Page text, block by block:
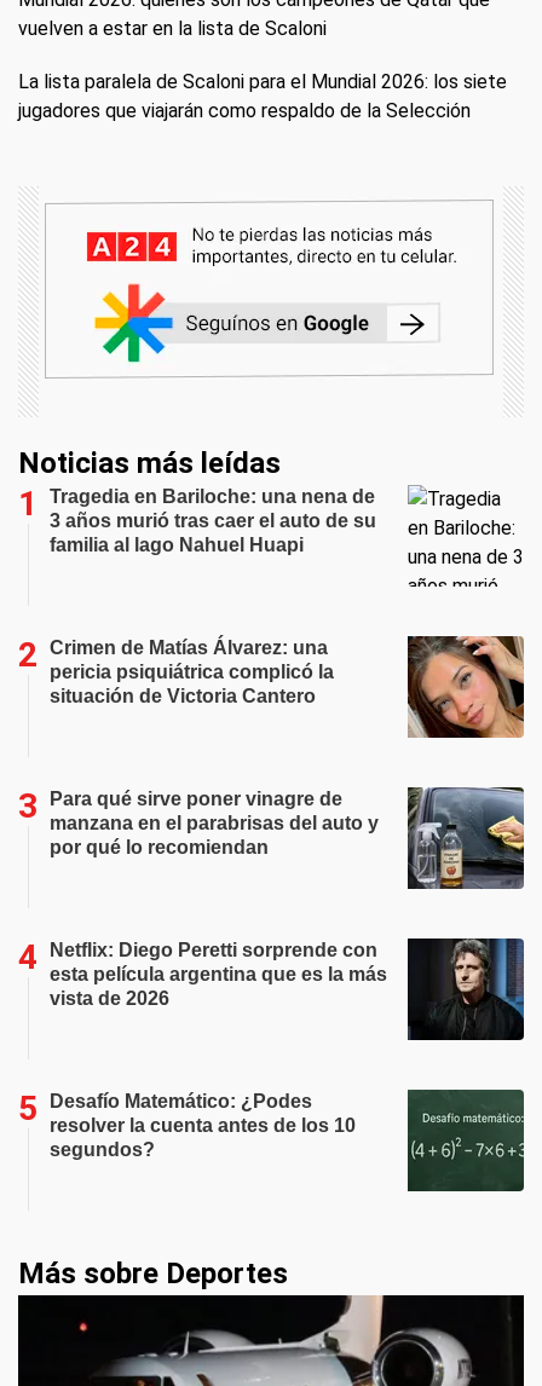
vuelven a estar en la lista de Scaloni
La lista paralela de Scaloni para el Mundial 2026: los siete
jugadores que viajarán como respaldo de la Selección
Noticias más leídas
Tragedia en Bariloche: una nena de
3 años murió tras caer el auto de su
familia al lago Nahuel Huapi
Crimen de Matías Álvarez: una
pericia psiquiátrica complicó la
situación de Victoria Cantero
Para qué sirve poner vinagre de
manzana en el parabrisas del auto y
por qué lo recomiendan
Netflix: Diego Peretti sorprende con
esta película argentina que es la más
vista de 2026
Desafío Matemático: ¿Podes
resolver la cuenta antes de los 10
segundos?
Más sobre Deportes